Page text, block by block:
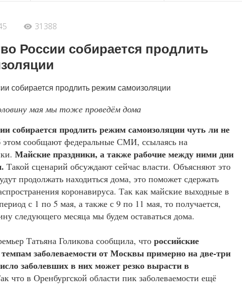
31388
России собирается продлить
мая мы тоже проведём дома
собирается продлить режим самоизоляции чуть ли не
сообщают федеральные СМИ, ссылаясь на
Майские праздники, а также рабочие между ними дни
Такой сценарий обсуждают сейчас власти. Объясняют это
продолжать находиться дома, это поможет сдержать
коронавируса. Так как майские выходные в
с 1 по 5 мая, а также с 9 по 11 мая, то получается,
следующего месяца мы будем оставаться дома.
Татьяна Голикова сообщила, что российские
заболеваемости от Москвы примерно на две-три
заболевших в них может резко вырасти в
что в Оренбургской области пик заболеваемости ещё